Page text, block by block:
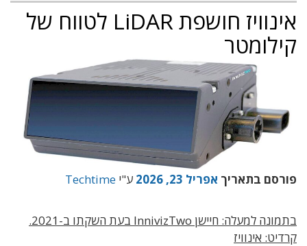
אינוויז חושפת LiDAR לטווח של
קילומטר
פורסם בתאריך אפריל 23, 2026 ע"י Techtime
בתמונה למעלה: חיישן InnivizTwo בעת השקתו ב-2021.
קרדיט: אינוויז